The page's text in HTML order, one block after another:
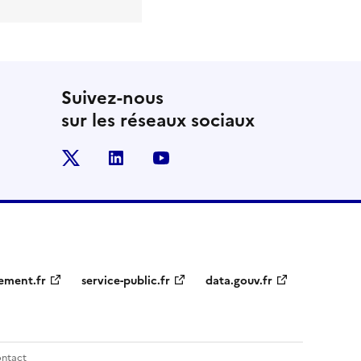
Suivez-nous
sur les réseaux sociaux
linkedin
service-public.fr data.gouv.fr